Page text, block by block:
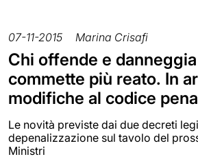
07-11-2015 Marina Crisafi
Chi offende e
commette più reato. In
modifiche al codice
Le novità previste dai due decreti
depenalizzazione sul tavolo del
Ministri